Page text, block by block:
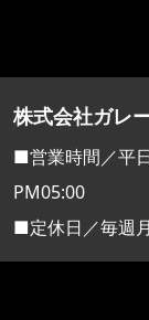
株式会社ガレ
■営業時間／平
PM05:00
■定休日／毎週